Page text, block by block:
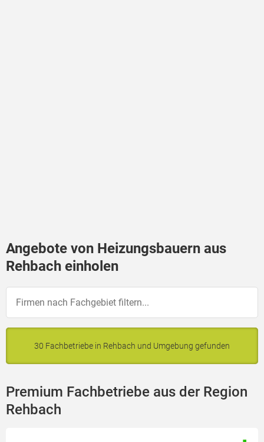
Angebote von Heizungsbauern aus
Rehbach einholen
30 Fachbetriebe in Rehbach und Umgebung gefunden
Premium Fachbetriebe aus der Region
Rehbach